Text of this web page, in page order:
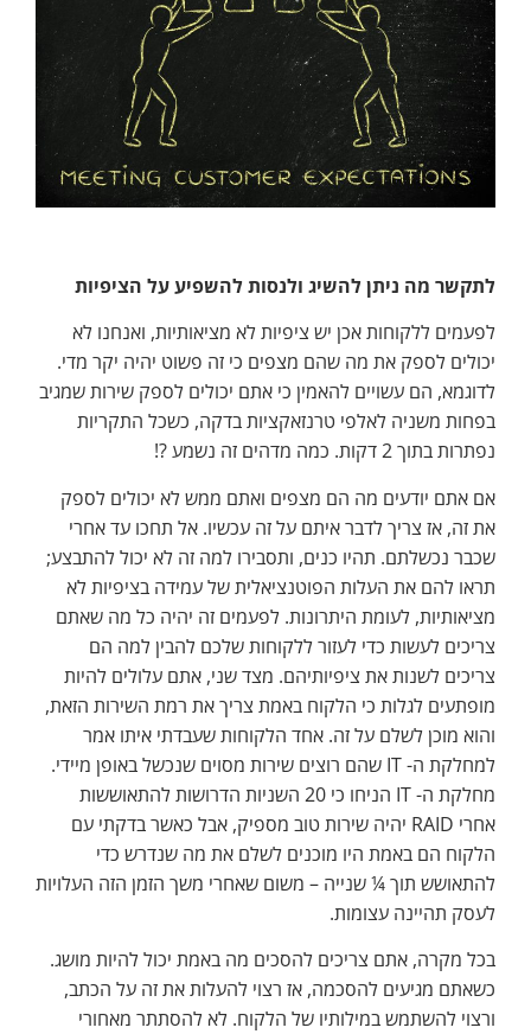
לתקשר מה ניתן להשיג ולנסות להשפיע על הציפיות
לפעמים ללקוחות אכן יש ציפיות לא מציאותיות, ואנחנו לא
יכולים לספק את מה שהם מצפים כי זה פשוט יהיה יקר מדי.
לדוגמא, הם עשויים להאמין כי אתם יכולים לספק שירות שמגיב
בפחות משניה לאלפי טרנזאקציות בדקה, כשכל התקריות
נפתרות בתוך 2 דקות. כמה מדהים זה נשמע ?!
אם אתם יודעים מה הם מצפים ואתם ממש לא יכולים לספק
את זה, אז צריך לדבר איתם על זה עכשיו. אל תחכו עד אחרי
שכבר נכשלתם. תהיו כנים, ותסבירו למה זה לא יכול להתבצע;
תראו להם את העלות הפוטנציאלית של עמידה בציפיות לא
מציאותיות, לעומת היתרונות. לפעמים זה יהיה כל מה שאתם
צריכים לעשות כדי לעזור ללקוחות שלכם להבין למה הם
צריכים לשנות את ציפיותיהם. מצד שני, אתם עלולים להיות
מופתעים לגלות כי הלקוח באמת צריך את רמת השירות הזאת,
והוא מוכן לשלם על זה. אחד הלקוחות שעבדתי איתו אמר
למחלקת ה- IT שהם רוצים שירות מסוים שנכשל באופן מיידי.
מחלקת ה- IT הניחו כי 20 השניות הדרושות להתאוששות
אחרי RAID יהיה שירות טוב מספיק, אבל כאשר בדקתי עם
הלקוח הם באמת היו מוכנים לשלם את מה שנדרש כדי
להתאושש תוך ¼ שנייה – משום שאחרי משך הזמן הזה העלויות
לעסק תהיינה עצומות.
בכל מקרה, אתם צריכים להסכים מה באמת יכול להיות מושג.
כשאתם מגיעים להסכמה, אז רצוי להעלות את זה על הכתב,
ורצוי להשתמש במילותיו של הלקוח. לא להסתתר מאחורי